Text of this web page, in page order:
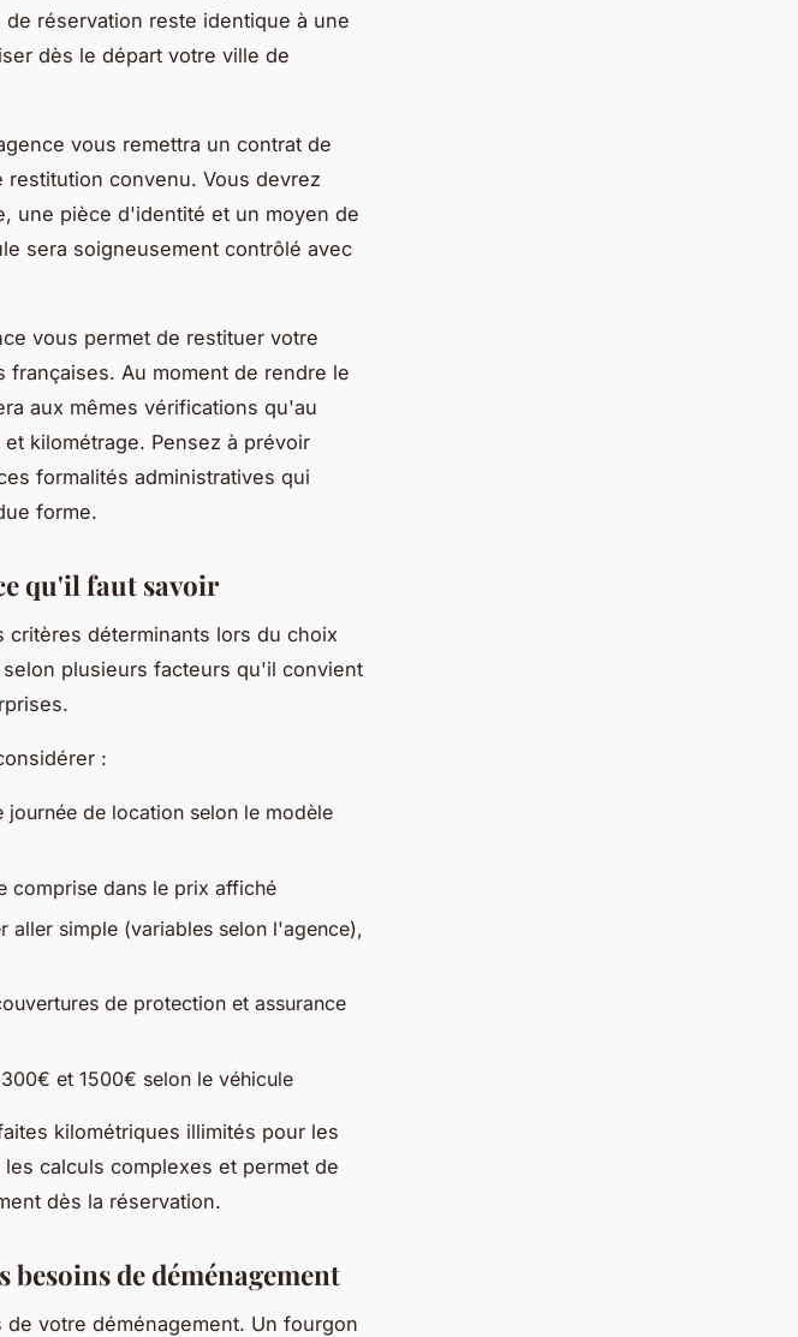
réservation reste identique à une
dès le départ votre ville de
vous remettra un contrat de
convenu. Vous devrez
une pièce d'identité et un moyen de
sera soigneusement contrôlé avec
vous permet de restituer votre
françaises. Au moment de rendre le
aux mêmes vérifications qu'au
kilométrage. Pensez à prévoir
formalités administratives qui
forme.
qu'il faut savoir
critères déterminants lors du choix
plusieurs facteurs qu'il convient
:
de location selon le modèle
comprise dans le prix affiché
aller simple (variables selon l'agence),
de protection et assurance
et 1500€ selon le véhicule
kilométriques illimités pour les
calculs complexes et permet de
dès la réservation.
de déménagement
votre déménagement. Un fourgon